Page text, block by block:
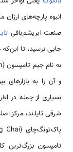
انبوه پارچه‌های ارزان
صنعت ابریشم‌بافی
جایی نرسید، تا
و آن را به بازارهای
بسیاری از جمله در
شرقی تایلند، مرکز
تامپسون بزرگ‌ترین